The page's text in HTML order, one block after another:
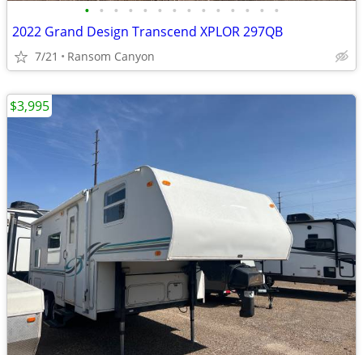
• • • • • • • • • • • • • •
2022 Grand Design Transcend XPLOR 297QB
7/21 Ransom Canyon
$3,995